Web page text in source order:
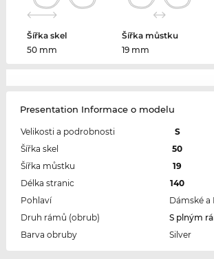
Šířka skel
50 mm
Šířka můstku
19 mm
Presentation Informace o modelu
Velikosti a podrobnosti
S
Šířka skel
50
Šířka můstku
19
Délka stranic
140
Pohlaví
Dámské a
Druh rámů (obrub)
S plným
Barva obruby
Silver